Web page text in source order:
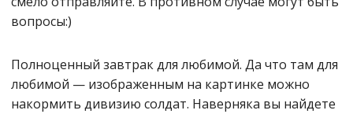
вопросы:)
Полноценный завтрак для любимой. Да что там для
любимой — изображенным на картинке можно
накормить дивизию солдат. Наверняка вы найдете